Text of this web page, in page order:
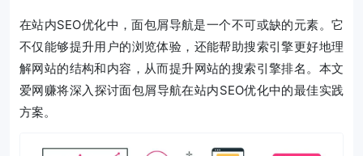
在站内SEO优化中，面包屑导航是一个不可或缺的元素。它
不仅能够提升用户的浏览体验，还能帮助搜索引擎更好地理
解网站的结构和内容，从而提升网站的搜索引擎排名。本文
爱网赚将深入探讨面包屑导航在站内SEO优化中的最佳实践
方案。